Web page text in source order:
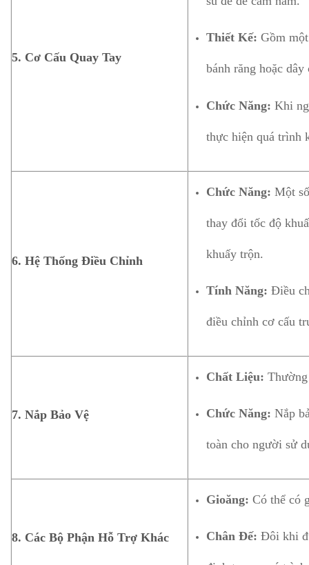
5. Cơ Cấu Quay Tay
Thiết Kế: Gồm
bánh răng hoặc dây
Chức Năng: Khi
thực hiện quá trình
6. Hệ Thống Điều Chỉnh
Chức Năng: Một
thay đổi tốc độ
khuấy trộn.
Tính Năng: Điều
điều chỉnh cơ cấu
7. Nắp Bảo Vệ
Chất Liệu:
Chức Năng: Nắp
toàn cho người sử
8. Các Bộ Phận Hỗ Trợ Khác
Gioăng: Có thể có
Chân Đế: Đôi khi